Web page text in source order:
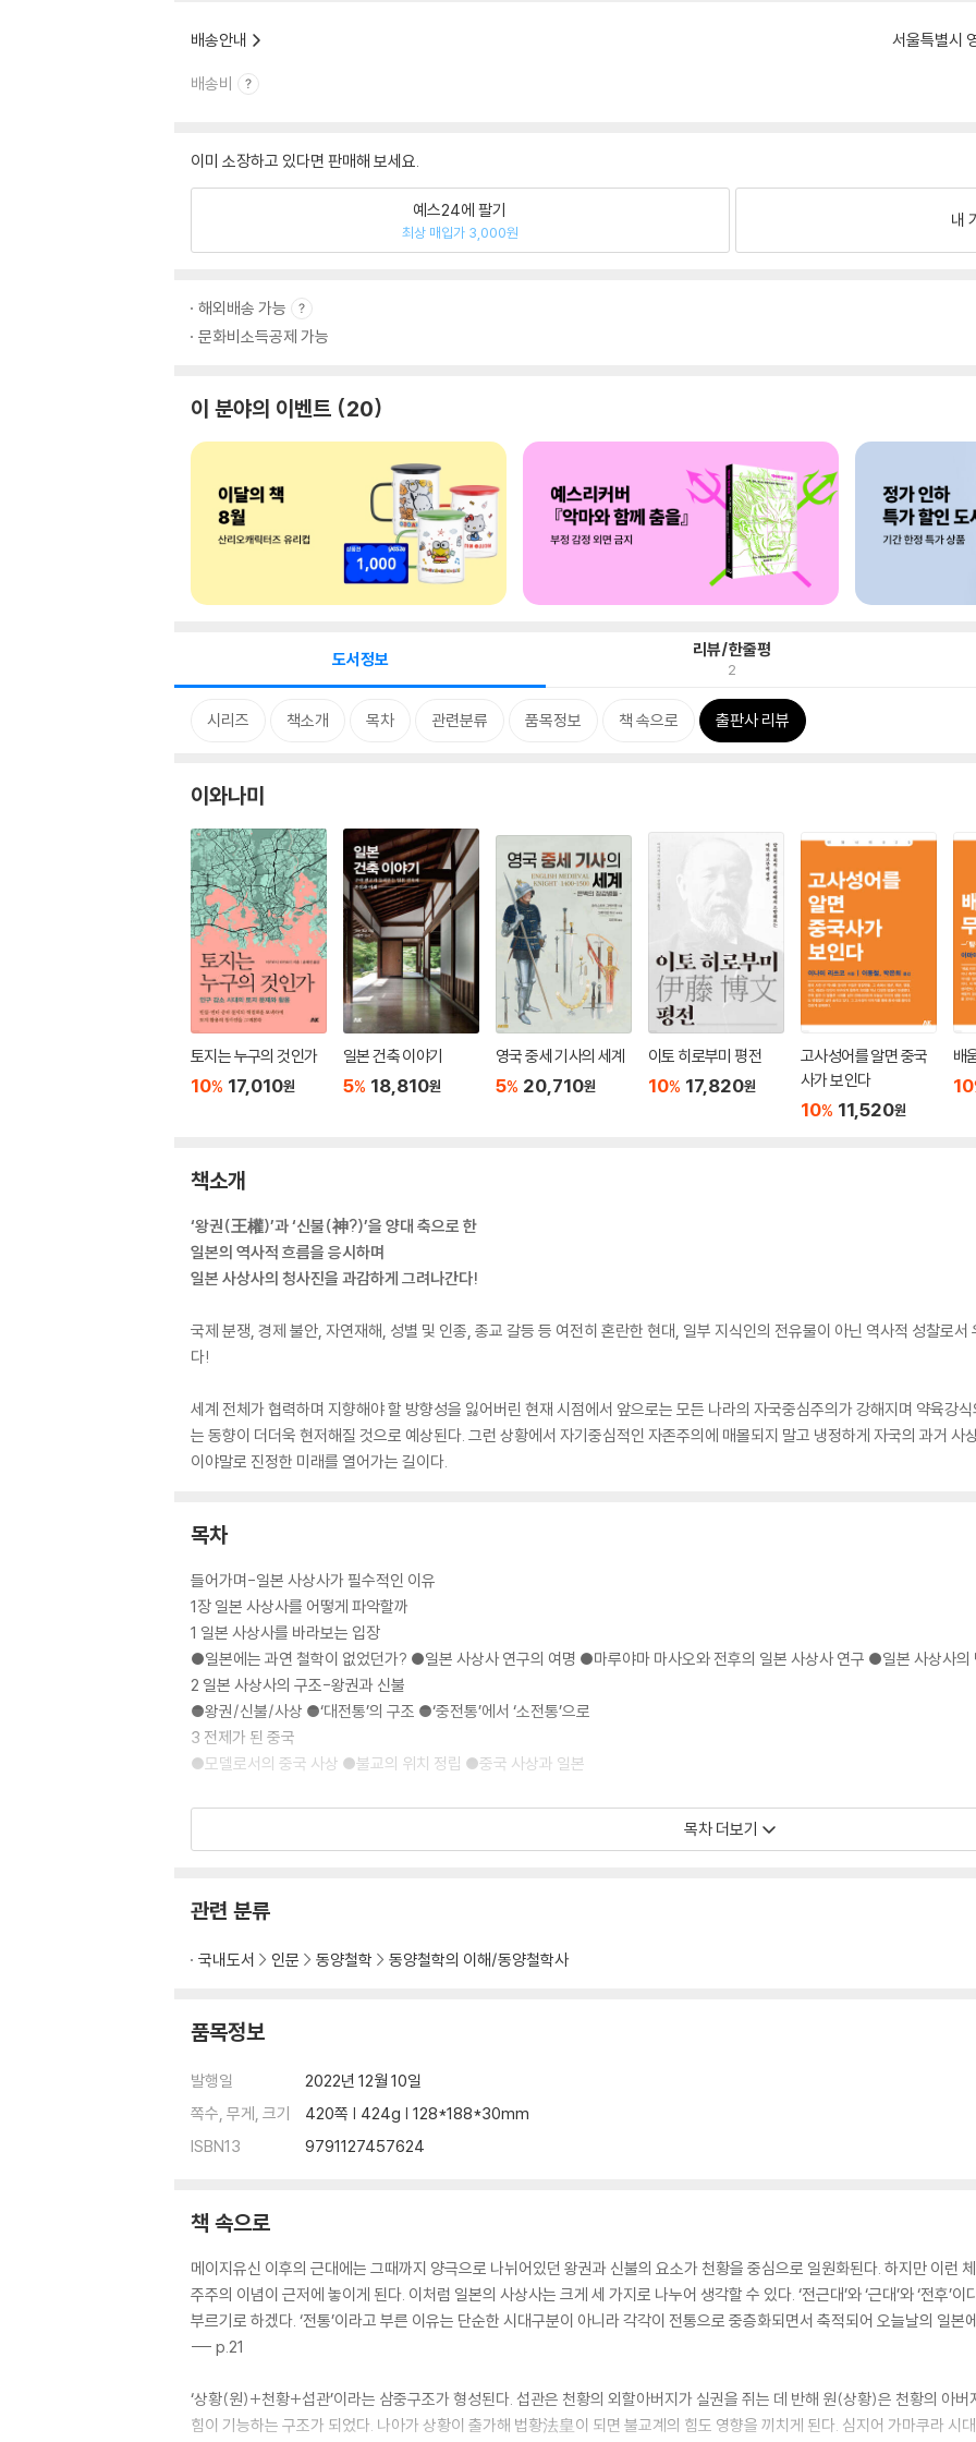
배송안내 서울특별시
배송비
이미 소장하고 있다면 판매해 보세요.
예스24에 팔기
최상 매입가 3,000원
내
해외배송 가능
문화비소득공제 가능
이 분야의 이벤트 20
도서정보 리뷰/한줄평
2
시리즈 책소개 목차 관련분류 품목정보 책 속으로 출판사 리뷰
이와나미
토지는 누구의 것인가
10% 17,010원
일본 건축 이야기
5% 18,810원
영국 중세 기사의 세계
5% 20,710원
이토 히로부미 평전
10% 17,820원
고사성어를 알면 중국
사가 보인다
10% 11,520원
배
10
책소개
‘왕권(王權)’과 ‘신불(神?)’을 양대 축으로 한
일본의 역사적 흐름을 응시하며
일본 사상사의 청사진을 과감하게 그려나간다!
국제 분쟁, 경제 불안, 자연재해, 성별 및 인종, 종교 갈등 등 여전히 혼란한 현대, 일부 지식인의 전유물이 아닌 역사적 성찰로
다!
세계 전체가 협력하며 지향해야 할 방향성을 잃어버린 현재 시점에서 앞으로는 모든 나라의 자국중심주의가 강해지며 약육강
는 동향이 더더욱 현저해질 것으로 예상된다. 그런 상황에서 자기중심적인 자존주의에 매몰되지 말고 냉정하게 자국의 과거 사
이야말로 진정한 미래를 열어가는 길이다.
목차
들어가며-일본 사상사가 필수적인 이유
1장 일본 사상사를 어떻게 파악할까
1 일본 사상사를 바라보는 입장
●일본에는 과연 철학이 없었던가? ●일본 사상사 연구의 여명 ●마루야마 마사오와 전후의 일본 사상사 연구 ●일본 사상사의
2 일본 사상사의 구조-왕권과 신불
●왕권/신불/사상 ●‘대전통’의 구조 ●‘중전통’에서 ‘소전통’으로
3 전제가 된 중국
●모델로서의 중국 사상 ●불교의 위치 정립 ●중국 사상과 일본
Ⅰ 사상의 형성[고대] ~9세기
●국가의 형성 ●율령과 그 변용 ●신화와 역사
●신들의 질서 ●불교국가의 이상 ●새로운 왕법王法·불법?法 관계를 향해
●한자·유학의 수용 ●한시·한문과 문인 세계 ●『만요슈』의 가인들
Ⅱ 정착하는 사상[중세] 10~15세기
3장 의례화하는 왕권과 신불-섭관??·원정기院政期
1 왕권과 의례
2 제사와 신앙
●신기제사의 정비 ●밀교주법密?呪法의 비대화 ●신앙과 실천
3 왕조의 사상과 문학
●역사에서 와카和歌·모노가타리物語로 ●언어·문학·학문 ●말법·변토관과 삼국사관
4장 왕권과 신불의 새 질서-가마쿠라 시대
1 중층화하는 왕권
2 신불의 새 질서
●불교 부흥운동 ●실천적 불교사상 ●신들의 자각
목차 더보기
관련 분류
국내도서 인문 동양철학 동양철학의 이해/동양철학사
품목정보
발행일
2022년 12월 10일
쪽수, 무게, 크기
420쪽 | 424g | 128*188*30mm
ISBN13
9791127457624
책 속으로
메이지유신 이후의 근대에는 그때까지 양극으로 나뉘어있던 왕권과 신불의 요소가 천황을 중심으로 일원화된다. 하지만 이런
주주의 이념이 근저에 놓이게 된다. 이처럼 일본의 사상사는 크게 세 가지로 나누어 생각할 수 있다. ‘전근대’와 ‘근대’와 ‘전후’이
부르기로 하겠다. ‘전통’이라고 부른 이유는 단순한 시대구분이 아니라 각각이 전통으로 중층화되면서 축적되어 오늘날의 일
--- p.21
‘상황(원)+천황+섭관’이라는 삼중구조가 형성된다. 섭관은 천황의 외할아버지가 실권을 쥐는 데 반해 원(상황)은 천황의 아
힘이 기능하는 구조가 되었다. 나아가 상황이 출가해 법황法皇이 되면 불교계의 힘도 영향을 끼치게 된다. 심지어 가마쿠라 시